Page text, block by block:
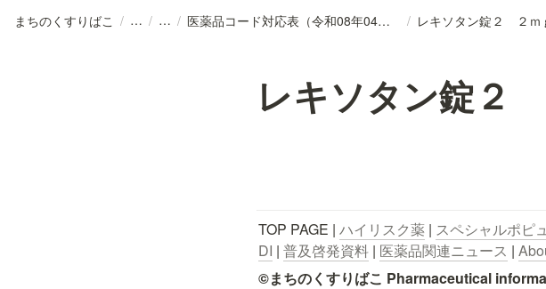
まちのくすりばこ / / / 医薬品コード対応表（令和08年04月01日公開版）.csv / レキソタン錠２ ２ｍ
レキソタン錠２
TOP PAGE | ハイリスク薬 | スペシャルポピ
DI | 普及啓発資料 | 医薬品関連ニュース |
©まちのくすりばこ Pharmaceutical